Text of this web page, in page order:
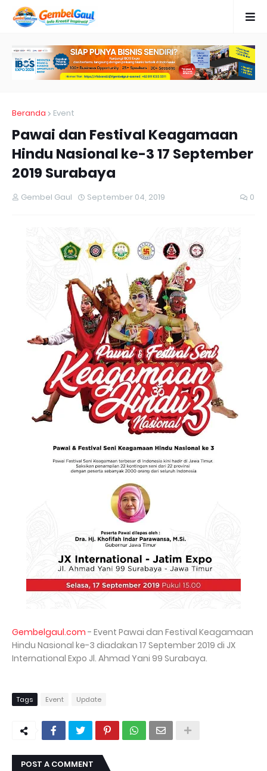
Beranda Event
Pawai dan Festival Keagamaan
Hindu Nasional ke-3 17 September
2019 Surabaya
Gembel Gaul September 04, 2019 0
Gembelgaul.com - Event Pawai dan Festival Keagamaan
Hindu Nasional ke-3 diadakan 17 September 2019 di JX
International Expo Jl. Ahmad Yani 99 Surabaya.
Tags Event Update
POST A COMMENT